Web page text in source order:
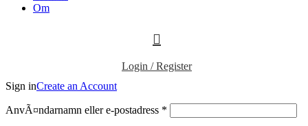
Om
Login / Register
Sign inCreate an Account
AnvÃ¤ndarnamn eller e-postadress *